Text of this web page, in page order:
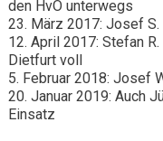
den HvO unterwegs
23. März 2017: Josef S.
12. April 2017: Stefan
Dietfurt voll
5. Februar 2018: Josef
20. Januar 2019: Auch
Einsatz